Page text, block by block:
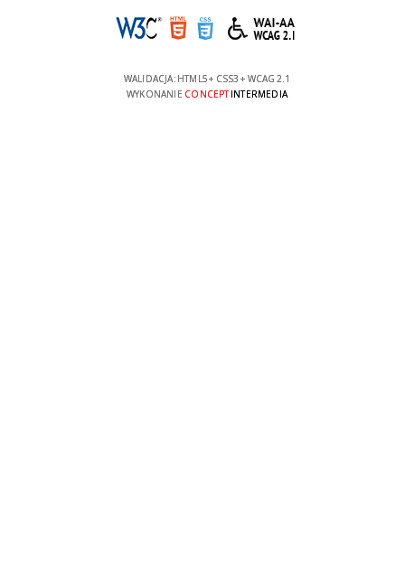
WALIDACJA: HTML5+ CSS3 + WCAG 2.1
WYKONANIE CONCEPTINTERMEDIA